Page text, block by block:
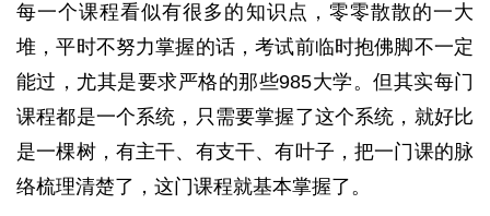
每一个课程看似有很多的知识点，零零散散的一大
堆，平时不努力掌握的话，考试前临时抱佛脚不一定
能过，尤其是要求严格的那些985大学。但其实每门
课程都是一个系统，只需要掌握了这个系统，就好比
是一棵树，有主干、有支干、有叶子，把一门课的脉
络梳理清楚了，这门课程就基本掌握了。